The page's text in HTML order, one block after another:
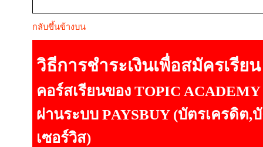
กลับขึ้นข้างบน
วิธีการชำระเงินเพื่อสมัครเรียน
คอร์สเรียนของTOPIC ACADEMY
ผ่านระบบ PAYSBUY (บัตรเครดิต,
เซอร์วิส)